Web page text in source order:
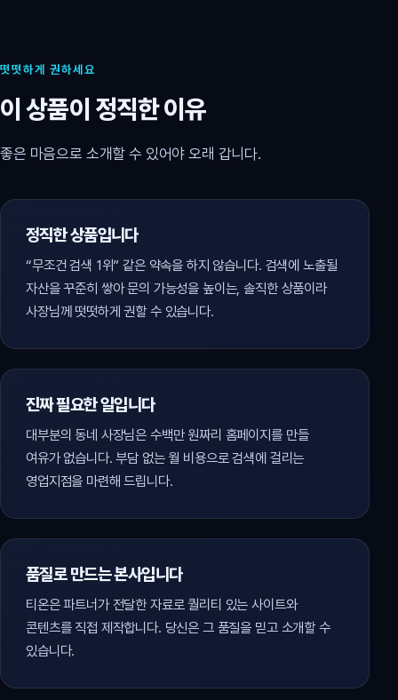
떳떳하게 권하세요
이 상품이 정직한 이유
좋은 마음으로 소개할 수 있어야 오래 갑니다.
정직한 상품입니다
“무조건 검색 1위” 같은 약속을 하지 않습니다. 검색에 노출될
자산을 꾸준히 쌓아 문의 가능성을 높이는, 솔직한 상품이라
사장님께 떳떳하게 권할 수 있습니다.
진짜 필요한 일입니다
대부분의 동네 사장님은 수백만 원짜리 홈페이지를 만들
여유가 없습니다. 부담 없는 월 비용으로 검색에 걸리는
영업지점을 마련해 드립니다.
품질로 만드는 본사입니다
티온은 파트너가 전달한 자료로 퀄리티 있는 사이트와
콘텐츠를 직접 제작합니다. 당신은 그 품질을 믿고 소개할 수
있습니다.